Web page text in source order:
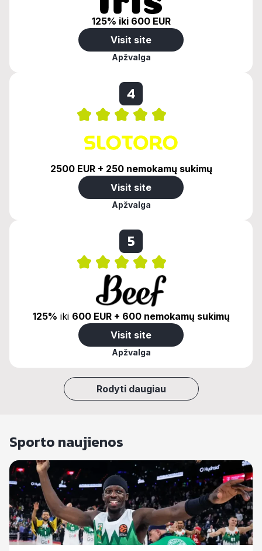
125% iki 600 EUR
Visit site
Apžvalga
4
2500 EUR + 250 nemokamų sukimų
Visit site
Apžvalga
5
125% iki 600 EUR + 600 nemokamų sukimų
Visit site
Apžvalga
Rodyti daugiau
Sporto naujienos